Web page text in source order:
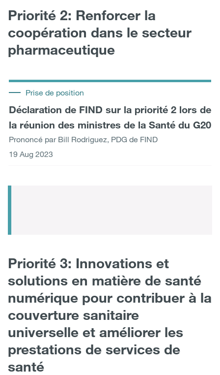
Priorité 2: Renforcer la
coopération dans le secteur
pharmaceutique
Prise de position
Déclaration de FIND sur la priorité 2 lors de
la réunion des ministres de la Santé du G20
Prononcé par Bill Rodriguez, PDG de FIND
19 Aug 2023
Priorité 3: Innovations et
solutions en matière de santé
numérique pour contribuer à la
couverture sanitaire
universelle et améliorer les
prestations de services de
santé